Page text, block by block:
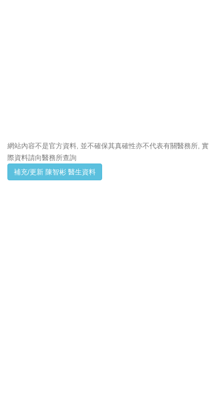
網站內容不是官方資料, 並不確保其真確性亦不代表有關醫務所, 實
際資料請向醫務所查詢
補充/更新 陳智彬 醫生資料